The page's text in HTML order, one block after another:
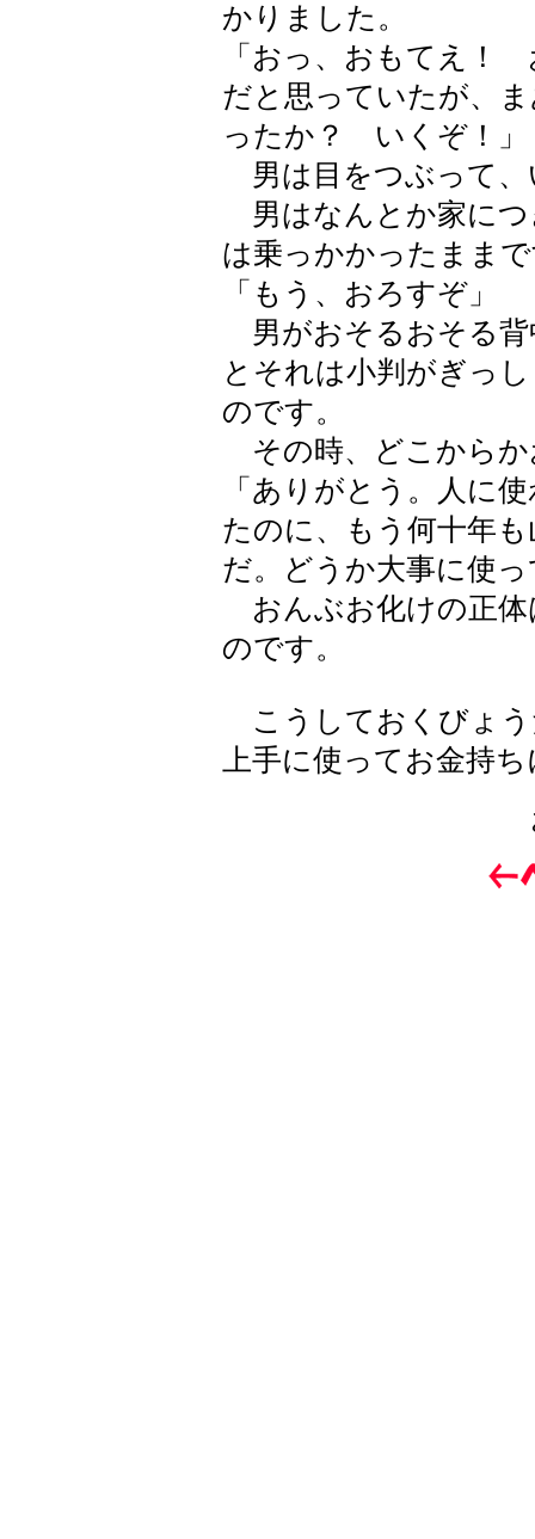
かりました。
「おっ、おもてえ！
だと思っていたが、
ったか？ いくぞ！」
男は目をつぶって、
男はなんとか家につ
は乗っかかったまま
「もう、おろすぞ」
男がおそるおそる背
とそれは小判がぎっ
のです。
その時、どこからか
「ありがとう。人に
たのに、もう何十年
だ。どうか大事に使
おんぶお化けの正体
のです。
こうしておくびょう
上手に使ってお金持